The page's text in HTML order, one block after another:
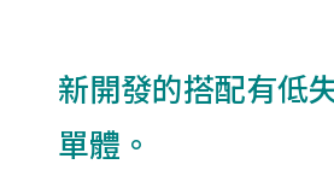
新開發的搭配有低
單體。